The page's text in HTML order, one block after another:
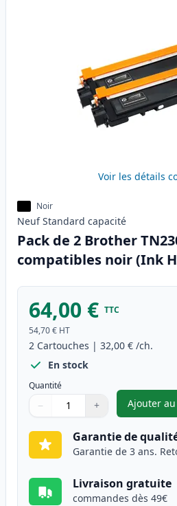
Voir les détails
Noir
Neuf Standard capacité
Pack de 2 Brother
compatibles noir (Ink
64,00 € TTC
54,70 € HT
2 Cartouches | 32,00 € /ch.
En stock
Quantité
Quantité
Utilisez les boutons pour ajuster
− +
Quantité
Ajouter ,
Garantie de
Garantie de 3 ans.
Livraison gratuite
commandes dès 49€